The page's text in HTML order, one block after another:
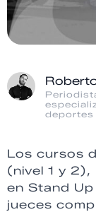
deportes
Los cursos
(nivel 1 y
en Stand
jueces